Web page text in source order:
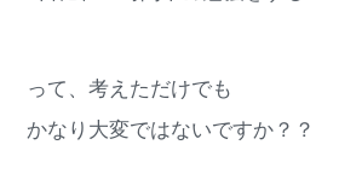
って、考えただけでも
かなり大変ではないですか？？